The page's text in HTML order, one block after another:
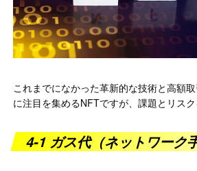
これまでになかった革新的な技術と高額
に注目を集めるNFTですが、課題とリスク
4-1 ガス代（ネットワーク